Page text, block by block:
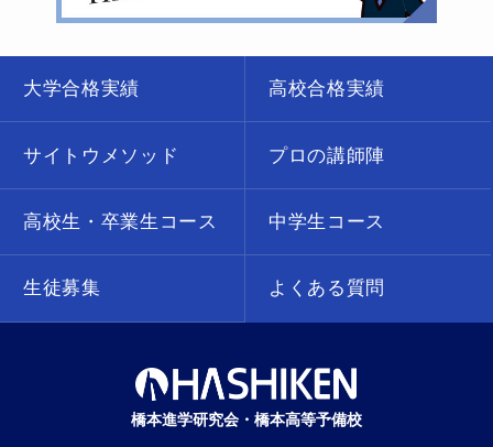
大学合格実績 高校合格実績
サイトウメソッド プロの講師陣
高校生・卒業生コース 中学生コース
生徒募集 よくある質問
橋本進学研究会・橋本高等予備校